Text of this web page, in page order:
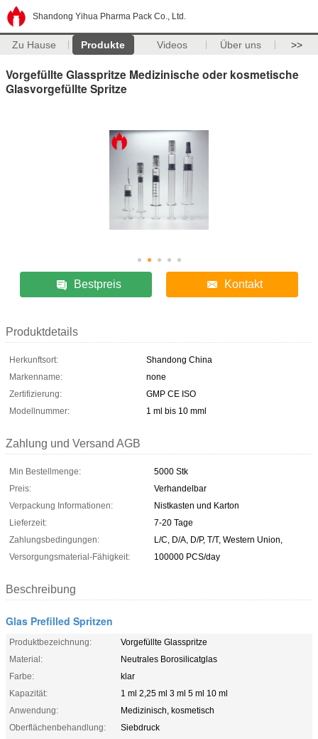
Shandong Yihua Pharma Pack Co., Ltd.
Zu Hause Produkte Videos Über uns >>
Vorgefüllte Glasspritze Medizinische oder kosmetische
Glasvorgefüllte Spritze
Bestpreis Kontakt
Produktdetails
Herkunftsort:
Shandong China
Markenname:
none
Zertifizierung:
GMP CE ISO
Modellnummer:
1 ml bis 10 mml
Zahlung und Versand AGB
Min Bestellmenge:
5000 Stk
Preis:
Verhandelbar
Verpackung Informationen:
Nistkasten und Karton
Lieferzeit:
7-20 Tage
Zahlungsbedingungen:
L/C, D/A, D/P, T/T, Western Union,
Versorgungsmaterial-Fähigkeit:
100000 PCS/day
Beschreibung
Glas Prefilled Spritzen
Produktbezeichnung:
Vorgefüllte Glasspritze
Material:
Neutrales Borosilicatglas
Farbe:
klar
Kapazität:
1 ml 2,25 ml 3 ml 5 ml 10 ml
Anwendung:
Medizinisch, kosmetisch
Oberflächenbehandlung:
Siebdruck